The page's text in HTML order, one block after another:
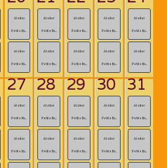
Atelier
Petite En...
Atelier
Petite En...
Atelier
Petite En...
Atelier
Petite En...
Atelier
Petite En...
Atelier
Petite En...
Atelier
Petite En...
Atelier
Petite En...
Atelier
Petite En...
Atelier
Petite En...
27
Atelier
Petite En...
Atelier
Petite En...
28
Atelier
Petite En...
Atelier
Petite En...
29
Atelier
Petite En...
Atelier
Petite En...
30
Atelier
Petite En...
Atelier
Petite En...
31
Atelier
Petite En...
Atelier
Petite En...